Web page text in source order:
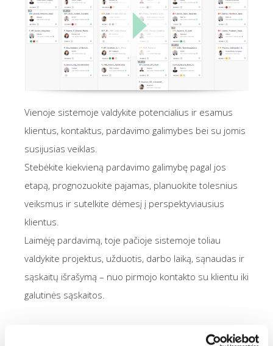
Vienoje sistemoje valdykite potencialius ir esamus
klientus, kontaktus, pardavimo galimybes bei su jomis
susijusias veiklas.
Stebėkite kiekvieną pardavimo galimybę pagal jos
etapą, prognozuokite pajamas, planuokite tolesnius
veiksmus ir sutelkite dėmesį į perspektyviausius
klientus.
Laimėję pardavimą, toje pačioje sistemoje toliau
valdykite projektus, užduotis, darbo laiką, sąnaudas ir
sąskaitų išrašymą – nuo pirmojo kontakto su klientu iki
galutinės sąskaitos.